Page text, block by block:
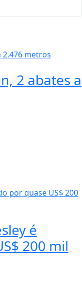
2 abates a